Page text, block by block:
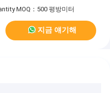
MOQ：500 평방미터
지금 얘기해